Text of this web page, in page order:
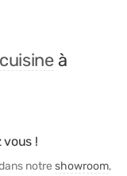
cuisineà
!
notre showroom,